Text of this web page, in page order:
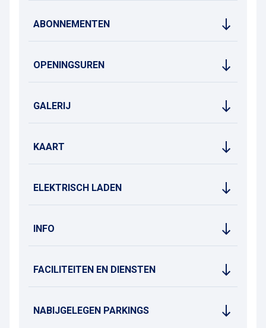
ABONNEMENTEN
OPENINGSUREN
GALERIJ
KAART
ELEKTRISCH LADEN
INFO
FACILITEITEN EN DIENSTEN
NABIJGELEGEN PARKINGS